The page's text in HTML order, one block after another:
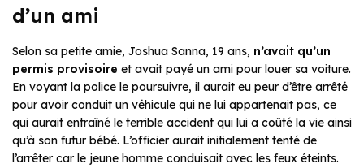
d’un ami
Selon sa petite amie, Joshua Sanna, 19 ans, n’avait qu’un
permis provisoire et avait payé un ami pour louer sa voiture.
En voyant la police le poursuivre, il aurait eu peur d’être arrêté
pour avoir conduit un véhicule qui ne lui appartenait pas, ce
qui aurait entraîné le terrible accident qui lui a coûté la vie ainsi
qu’à son futur bébé. L’officier aurait initialement tenté de
l’arrêter car le jeune homme conduisait avec les feux éteints.